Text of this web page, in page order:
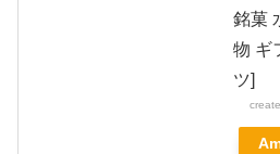
銘菓
物 ギ
ツ]